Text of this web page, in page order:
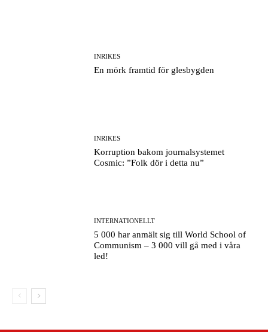
INRIKES
En mörk framtid för glesbygden
INRIKES
Korruption bakom journalsystemet
Cosmic: ”Folk dör i detta nu”
INTERNATIONELLT
5 000 har anmält sig till World School of
Communism – 3 000 vill gå med i våra
led!